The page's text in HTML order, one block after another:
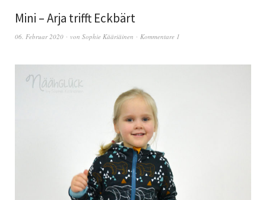
Mini – Arja trifft Eckbärt
06. Februar 2020 von Sophie Kääriäinen Kommentare 1